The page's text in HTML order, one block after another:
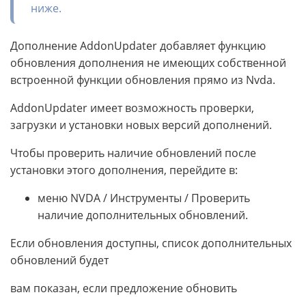
ниже.
Дополнение AddonUpdater добавляет функцию
обновления дополнения не имеющих собственной
встроенной функции обновления прямо из Nvda.
AddonUpdater имеет возможность проверки,
загрузки и установки новых версий дополнений.
Чтобы проверить наличие обновлений после
установки этого дополнения, перейдите в:
меню NVDA / Инструменты / Проверить
наличие дополнительных обновлений.
Если обновления доступны, список дополнительных
обновлений будет
вам показан, если предложение обновить